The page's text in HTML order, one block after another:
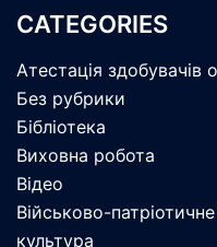
CATEGORIES
Атестація здобувачів
Без рубрики
Бібліотека
Виховна робота
Відео
Військово-
культура